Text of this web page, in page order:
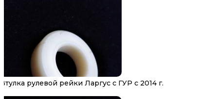
Втулка рулевой рейки Ларгус с ГУР с 2014 г.